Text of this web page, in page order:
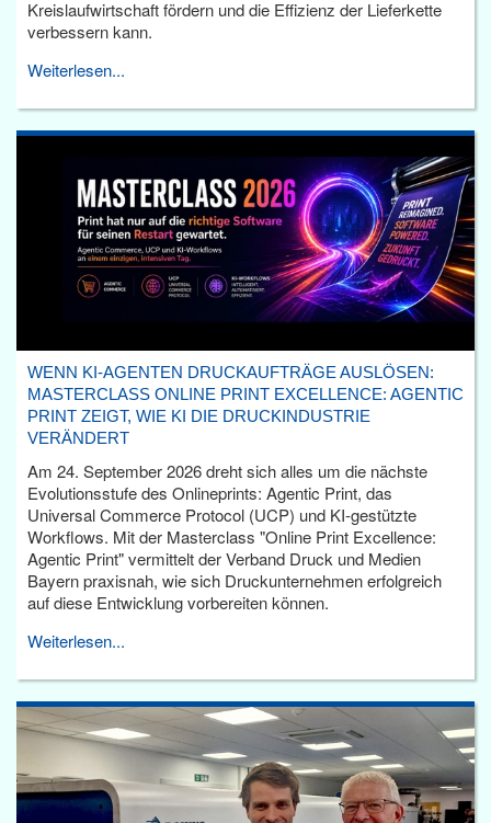
Kreislaufwirtschaft fördern und die Effizienz der Lieferkette
verbessern kann.
Weiterlesen...
WENN KI-AGENTEN DRUCKAUFTRÄGE AUSLÖSEN:
MASTERCLASS ONLINE PRINT EXCELLENCE: AGENTIC
PRINT ZEIGT, WIE KI DIE DRUCKINDUSTRIE
VERÄNDERT
Am 24. September 2026 dreht sich alles um die nächste
Evolutionsstufe des Onlineprints: Agentic Print, das
Universal Commerce Protocol (UCP) und KI-gestützte
Workflows. Mit der Masterclass "Online Print Excellence:
Agentic Print" vermittelt der Verband Druck und Medien
Bayern praxisnah, wie sich Druckunternehmen erfolgreich
auf diese Entwicklung vorbereiten können.
Weiterlesen...